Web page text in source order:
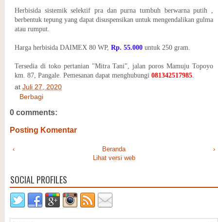
Herbisida sistemik selektif pra dan purna tumbuh berwarna putih ,
berbentuk tepung yang dapat disuspensikan untuk mengendalikan gulma
atau rumput.
Harga herbisida DAIMEX 80 WP, Rp. 55.000 untuk 250 gram.
Tersedia di toko pertanian "Mitra Tani", jalan poros Mamuju Topoyo
km. 87, Pangale. Pemesanan dapat menghubungi 081342517985.
at Juli 27, 2020
Berbagi
0 comments:
Posting Komentar
‹ ›
Beranda
Lihat versi web
SOCIAL PROFILES